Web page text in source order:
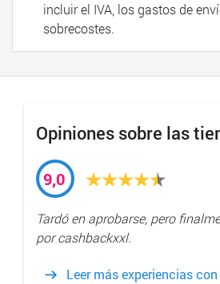
incluir el IVA, los gastos de
sobrecostes.
Opiniones sobre las
9,0
Tardó en aprobarse, pero
por cashbackxxl.
Leer más experiencias